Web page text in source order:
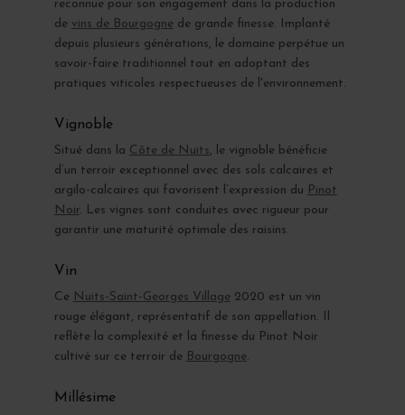
reconnue pour son engagement dans la production
de vins de Bourgogne de grande finesse. Implanté
depuis plusieurs générations, le domaine perpétue un
savoir-faire traditionnel tout en adoptant des
pratiques viticoles respectueuses de l'environnement.
Vignoble
Situé dans la Côte de Nuits, le vignoble bénéficie
d’un terroir exceptionnel avec des sols calcaires et
argilo-calcaires qui favorisent l’expression du Pinot
Noir. Les vignes sont conduites avec rigueur pour
garantir une maturité optimale des raisins.
Vin
Ce Nuits-Saint-Georges Village 2020 est un vin
rouge élégant, représentatif de son appellation. Il
reflète la complexité et la finesse du Pinot Noir
cultivé sur ce terroir de Bourgogne.
Millésime